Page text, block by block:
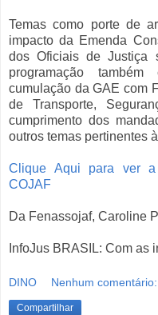
Temas como porte de
impacto da Emenda
dos Oficiais de Justiça
programação
cumulação da GAE com
de Transporte,
cumprimento dos
outros temas pertinentes
Clique Aqui para ver a
COJAF
Da Fenassojaf, Caroline
InfoJus BRASIL: Com as
DINO Nenhum comentário:
Compartilhar